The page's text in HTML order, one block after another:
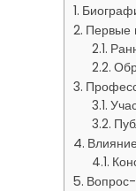
Первые
Вопрос-